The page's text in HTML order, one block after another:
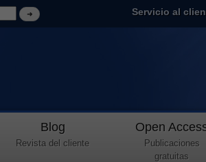
Servicio al
Blog
Revista del cliente
Open
Publicaciones
gratuitas